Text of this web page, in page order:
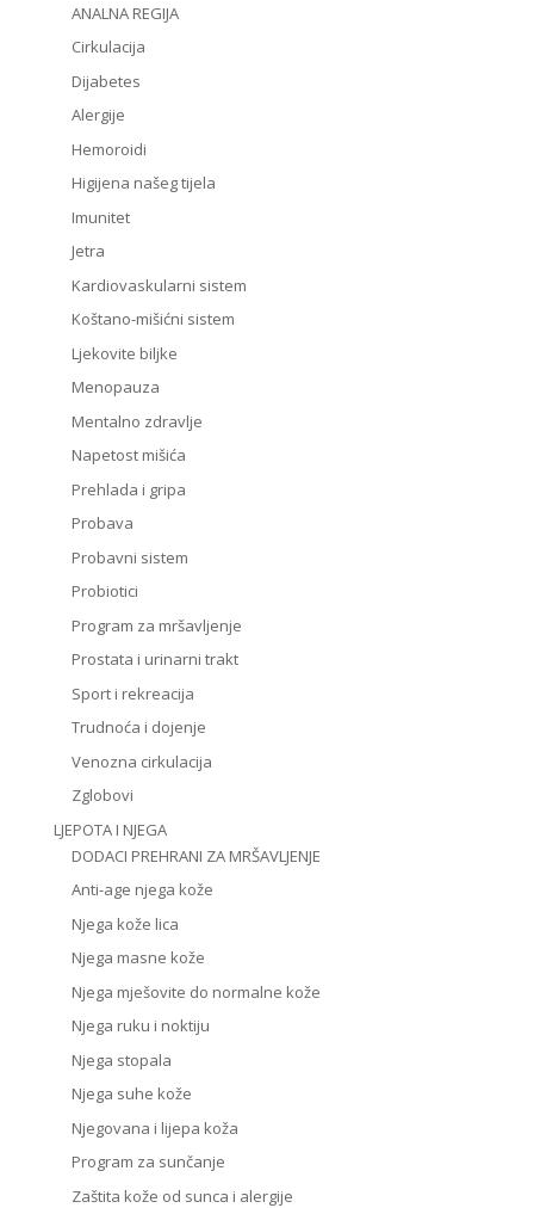
ANALNA REGIJA
Cirkulacija
Dijabetes
Alergije
Hemoroidi
Higijena našeg tijela
Imunitet
Jetra
Kardiovaskularni sistem
Koštano-mišićni sistem
Ljekovite biljke
Menopauza
Mentalno zdravlje
Napetost mišića
Prehlada i gripa
Probava
Probavni sistem
Probiotici
Program za mršavljenje
Prostata i urinarni trakt
Sport i rekreacija
Trudnoća i dojenje
Venozna cirkulacija
Zglobovi
LJEPOTA I NJEGA
DODACI PREHRANI ZA MRŠAVLJENJE
Anti-age njega kože
Njega kože lica
Njega masne kože
Njega mješovite do normalne kože
Njega ruku i noktiju
Njega stopala
Njega suhe kože
Njegovana i lijepa koža
Program za sunčanje
Zaštita kože od sunca i alergije